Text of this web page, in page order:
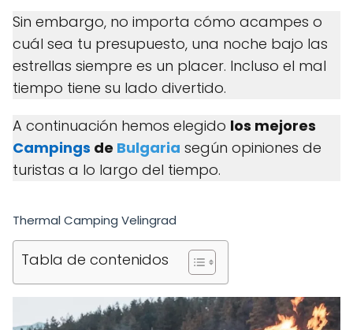
Sin embargo, no importa cómo acampes o
cuál sea tu presupuesto, una noche bajo las
estrellas siempre es un placer. Incluso el mal
tiempo tiene su lado divertido.
A continuación hemos elegido los mejores
Campings de Bulgaria según opiniones de
turistas a lo largo del tiempo.
Thermal Camping Velingrad
Tabla de contenidos